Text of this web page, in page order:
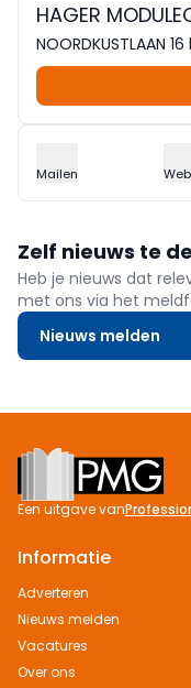
HAGER
NOORDKUSTLAAN
Mailen
Zelf nieuws te
Heb je nieuws dat
met ons via het
Nieuws melden
Footer
Een uitgave van
Informatie
Adverteren
Nieuws melden
Vacatures
Over ons